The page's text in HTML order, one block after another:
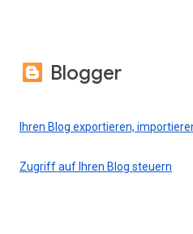
Blogger
Ihren Blog exportieren,
Zugriff auf Ihren Blog steuern